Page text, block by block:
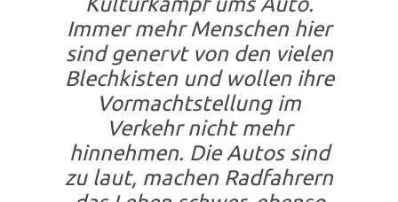
Immer mehr Menschen hier
sind genervt von den vielen
Blechkisten und wollen ihre
Vormachtstellung im
Verkehr nicht mehr
hinnehmen. Die Autos sind
zu laut, machen Radfahrern